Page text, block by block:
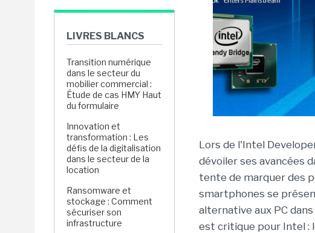
LIVRES BLANCS
Transition numérique
dans le secteur du
mobilier commercial :
Étude de cas HMY Haut
du formulaire
Innovation et
transformation : Les
défis de la digitalisation
dans le secteur de la
location
Ransomware et
stockage : Comment
sécuriser son
infrastructure
Lors de l'Intel
dévoiler ses avancées
tente de marquer des
smartphones se
alternative aux PC
est critique pour Intel :